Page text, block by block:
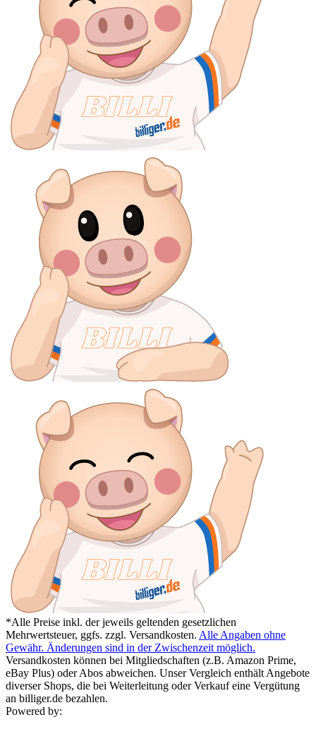
*Alle Preise inkl. der jeweils geltenden gesetzlichen
Mehrwertsteuer, ggfs. zzgl. Versandkosten. Alle Angaben ohne
Gewähr. Änderungen sind in der Zwischenzeit möglich.
Versandkosten können bei Mitgliedschaften (z.B. Amazon Prime,
eBay Plus) oder Abos abweichen. Unser Vergleich enthält Angebote
diverser Shops, die bei Weiterleitung oder Verkauf eine Vergütung
an billiger.de bezahlen.
Powered by: